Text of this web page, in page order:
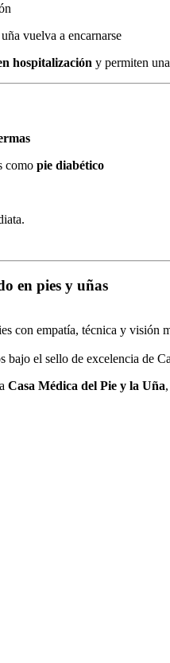
vuelva a encarnarse
hospitalización y permiten
como pie diabético
en pies y uñas
con empatía, técnica y visión
bajo el sello de excelencia de
Casa Médica del Pie y la Uña